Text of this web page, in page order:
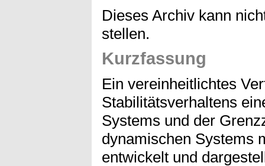
Dieses Archiv kann
stellen.
Kurzfassung
Ein vereinheitlichtes
Stabilitätsverhaltens
Systems und der
dynamischen Systems
entwickelt und